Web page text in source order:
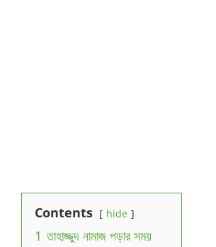
Contents hide
1 তাহাজ্জুদ নামাজ পড়ার সময়